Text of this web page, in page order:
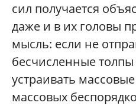
сил получается
даже и в их головы
мысль: если не
бесчисленные
устраивать
массовых